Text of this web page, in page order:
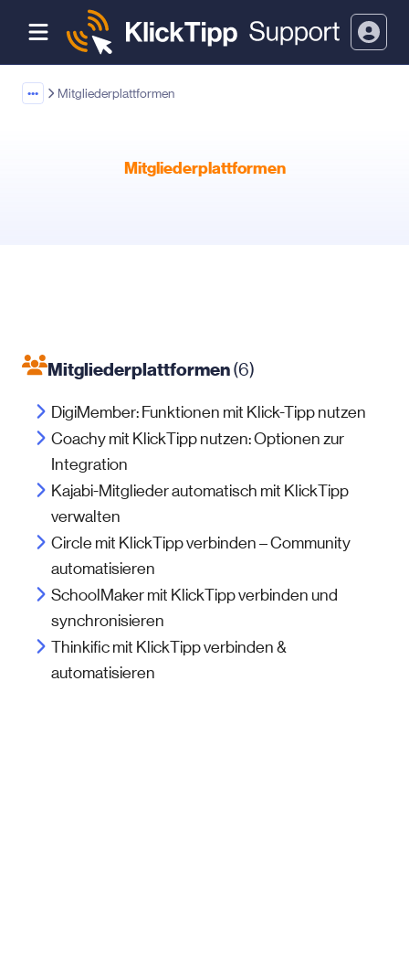
••• Mitgliederplattformen
Mitgliederplattformen
Mitgliederplattformen(6)
DigiMember: Funktionen mit Klick-Tipp nutzen
Coachy mit KlickTipp nutzen: Optionen zur
Integration
Kajabi-Mitglieder automatisch mit KlickTipp
verwalten
Circle mit KlickTipp verbinden – Community
automatisieren
SchoolMaker mit KlickTipp verbinden und
synchronisieren
Thinkific mit KlickTipp verbinden &
automatisieren